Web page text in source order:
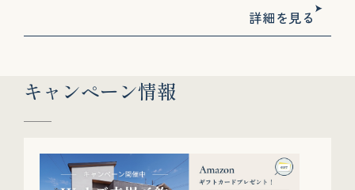
詳細を見る
キャンペーン情報